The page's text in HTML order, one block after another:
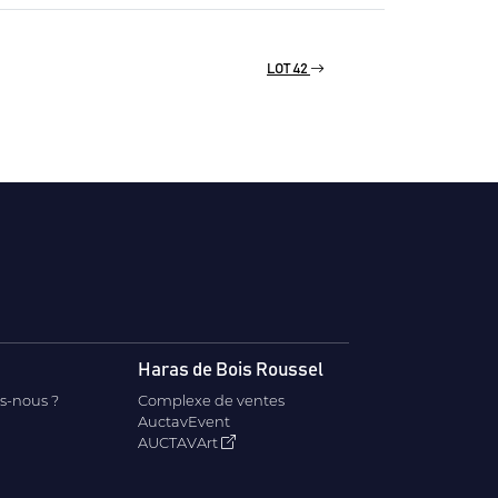
LOT 42
nous ?
Haras de Bois Roussel
Complexe de ventes
AuctavEvent
AUCTAVArt